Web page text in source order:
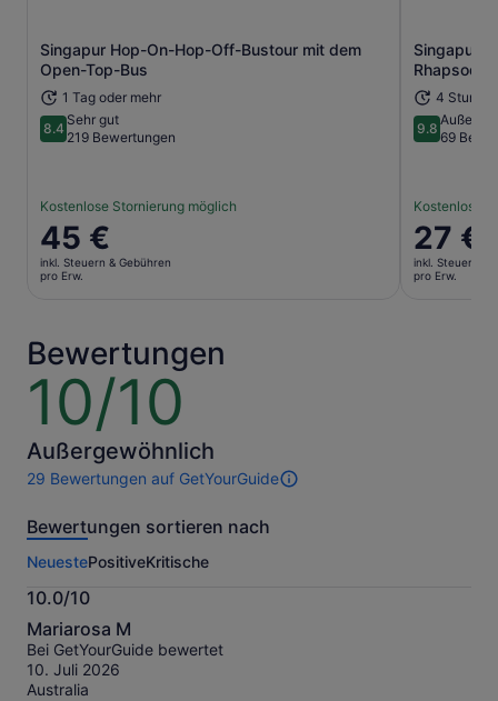
Singapur Hop-On-Hop-Off-Bustour mit dem
Open-Top-Bus
1 Tag oder mehr
8.48.4 von 10
Sehr gut
219 Bewertungen
Kostenlose Stornierung möglich
Der
Preis
beträgt
Erw.
45 €
inkl. Steuern & Gebühren
pro Erw.
Wird in einem neuen Tab geöffnet
Singapur
Rhapsodie
4
9.89.8 von 10
69
Kostenlose
Der
Preis
beträgt
27 €
inkl. Steuern &
pro Erw.
Bewertungen
10/10
10
10
Außergewöhnlich
29 Bewertungen auf GetYourGuide
29
dieser
Weitere
Informationen
zu
unseren
geprüften
Bewertungen.
Bewertungen sortieren nach
NeuestePositiveKritische
10.0/10
10.0
von
10
Mariarosa M
Bei GetYourGuide bewertet
10. Juli 2026
Australia